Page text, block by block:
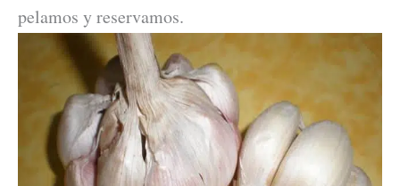
pelamos y reservamos.